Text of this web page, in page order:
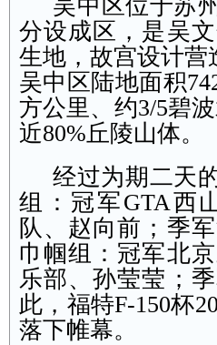
吴中区位于苏
分设成区，是吴
生地，故宫设计
吴中区陆地面积
方公里、约3/5碧
近80%丘陵山体。
经过为期二天
组：冠军GTA西
队、赵向前；季
巾帼组：冠军北
乐部、孙莹莹；
此，福特F-150杯
落下帷幕。